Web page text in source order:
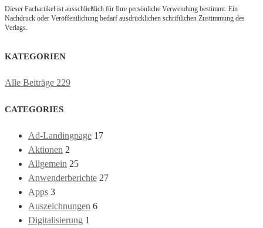
Dieser Fachartikel ist ausschließlich für Ihre persönliche Verwendung bestimmt. Ein
Nachdruck oder Veröffentlichung bedarf ausdrücklichen schriftlichen Zustimmung des
Verlags.
KATEGORIEN
Alle Beiträge 229
CATEGORIES
Ad-Landingpage 17
Aktionen 2
Allgemein 25
Anwenderberichte 27
Apps 3
Auszeichnungen 6
Digitalisierung 1